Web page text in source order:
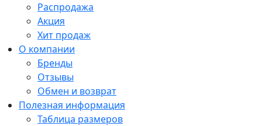
Распродажа
Акция
Хит продаж
О компании
Бренды
Отзывы
Обмен и возврат
Полезная информация
Таблица размеров